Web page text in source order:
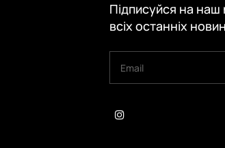
Підписуйся на
всіх останніх